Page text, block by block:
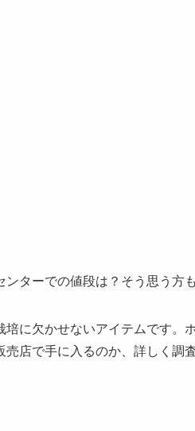
ンターでの値段は？そう思う方
培に欠かせないアイテムです。
店で手に入るのか、詳しく調